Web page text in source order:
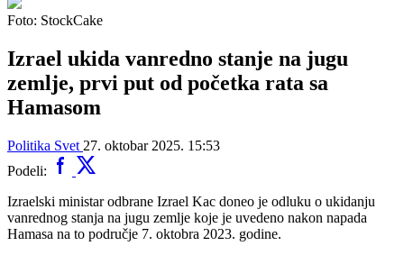
Foto: StockCake
Izrael ukida vanredno stanje na jugu
zemlje, prvi put od početka rata sa
Hamasom
Politika Svet 27. oktobar 2025. 15:53
Podeli:
Izraelski ministar odbrane Izrael Kac doneo je odluku o ukidanju
vanrednog stanja na jugu zemlje koje je uvedeno nakon napada
Hamasa na to područje 7. oktobra 2023. godine.